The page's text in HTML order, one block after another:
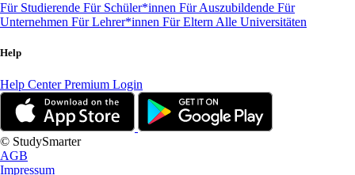
Für Studierende Für Schüler*innen Für Auszubildende Für
Unternehmen Für Lehrer*innen Für Eltern Alle Universitäten
Help
Help CenterPremium Login
© StudySmarter
AGB
Impressum